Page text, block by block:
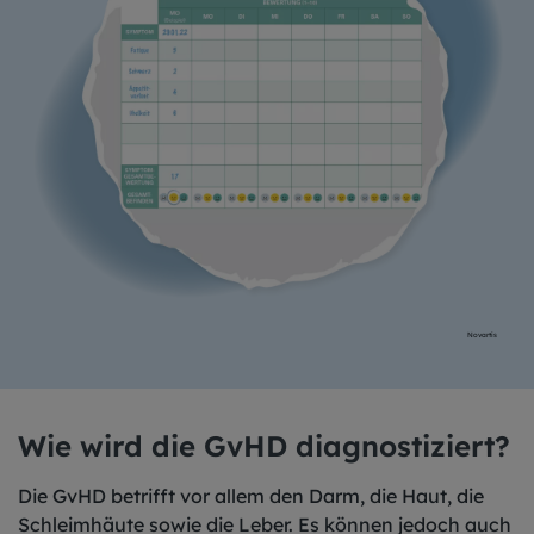
Novartis
Wie wird die GvHD diagnostiziert?
Die GvHD betrifft vor allem den Darm, die Haut, die
Schleimhäute sowie die Leber. Es können jedoch auch